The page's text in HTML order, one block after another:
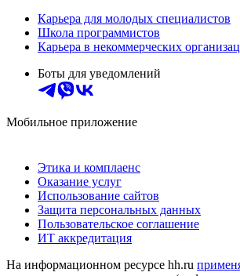
Карьера для молодых специалистов
Школа программистов
Карьера в некоммерческих
Боты для уведомлений
Мобильное приложение
Этика и комплаенс
Оказание услуг
Использование сайтов
Защита персональных данных
Пользовательское соглашение
ИТ аккредитация
На информационном ресурсе hh.ru